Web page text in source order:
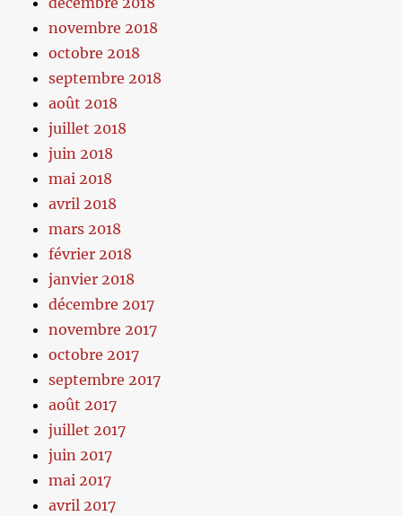
novembre 2018
octobre 2018
septembre 2018
août 2018
juillet 2018
juin 2018
mai 2018
avril 2018
mars 2018
février 2018
janvier 2018
décembre 2017
novembre 2017
octobre 2017
septembre 2017
août 2017
juillet 2017
juin 2017
mai 2017
avril 2017